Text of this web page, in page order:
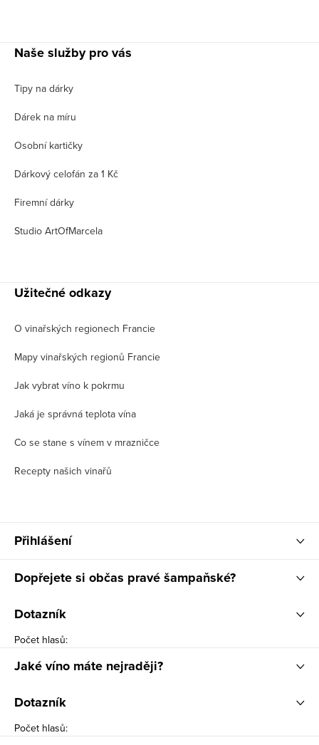
Naše služby pro vás
Tipy na dárky
Dárek na míru
Osobní kartičky
Dárkový celofán za 1 Kč
Firemní dárky
Studio ArtOfMarcela
Užitečné odkazy
O vinařských regionech Francie
Mapy vinařských regionů Francie
Jak vybrat víno k pokrmu
Jaká je správná teplota vína
Co se stane s vínem v mrazničce
Recepty našich vinařů
Přihlášení
Dopřejete si občas pravé šampaňské?
Dotazník
Počet hlasů:
Jaké víno máte nejraději?
Dotazník
Počet hlasů: